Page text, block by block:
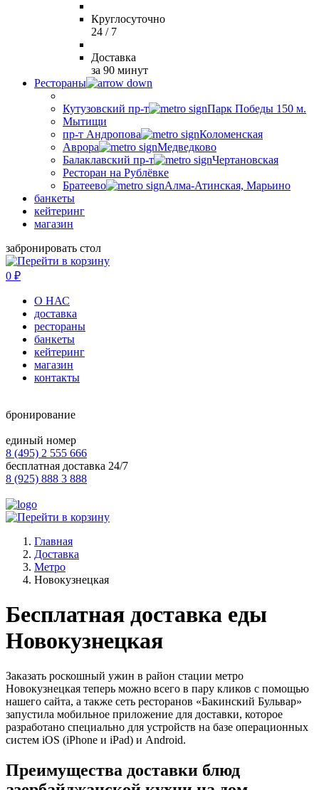
Круглосуточно
24 / 7
Доставка
за 90 минут
Рестораны
Кутузовский пр-т
Парк Победы 150 м.
Мытищи
пр-т Андропова
Коломенская
Аврора
Медведково
Балаклавский пр-т
Чертановская
Ресторан на Рублёвке
Братеево
Алма-Атинская, Марьино
банкеты
кейтеринг
магазин
забронировать стол
0 ₽
О НАС
доставка
рестораны
банкеты
кейтеринг
магазин
контакты
бронирование
единый номер
8 (495) 2 555 666
бесплатная доставка 24/7
8 (925) 888 3 888
Главная
Доставка
Метро
Новокузнецкая
Бесплатная доставка еды
Новокузнецкая
Заказать роскошный ужин в район стации метро
Новокузнецкая теперь можно всего в пару кликов с помощью
нашего сайта, а также сеть ресторанов «Бакинский Бульвар»
запустила мобильное приложение для доставки, которое
разработано специально для устройств на базе операционных
систем iOS (iPhone и iPad) и Android.
Преимущества доставки блюд